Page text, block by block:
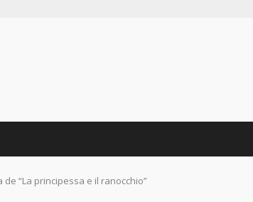
“La principessa e il ranocchio”